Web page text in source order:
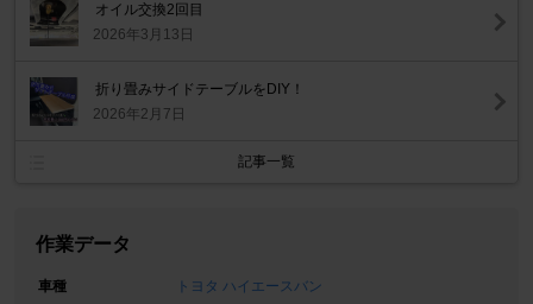
オイル交換2回目
2026年3月13日
折り畳みサイドテーブルをDIY！
2026年2月7日
記事一覧
作業データ
車種
トヨタ ハイエースバン